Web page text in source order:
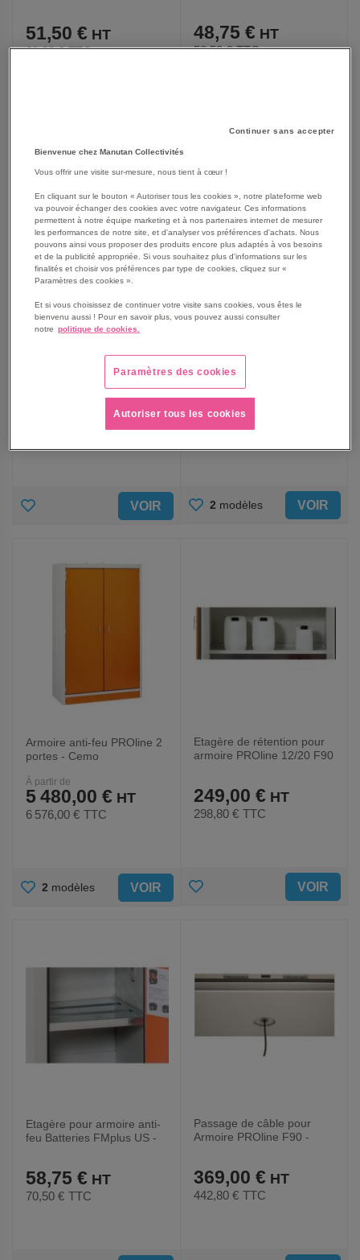
51,50 €
61,80 € TTC
AUX
FAVORIS
48,75 €
58,50 € TTC
FAVORIS
Étagère de rétention pour
servante fluides d'atelier -
AJOUTER VOIR
Armoire anti-feu PROline
F90 - Cemo
À partir de
3 839,00 €
4 606,80 € TTC
AJOUTER
2 modèles VOIR
Armoire anti-feu PROline 2
portes - Cemo
À partir de
5 480,00 €
6 576,00 € TTC
AJOUTER
2 modèles VOIR
Etagère de rétention pour
armoire PROline 12/20 F90
249,00 €
298,80 € TTC
AJOUTER VOIR
Etagère pour armoire anti-
feu Batteries FMplus US -
58,75 €
70,50 € TTC
Passage de câble pour
Armoire PROline F90 -
369,00 €
442,80 € TTC
Continuer sans accepter
Bienvenue chez Manutan Collectivités
Vous offrir une visite sur-mesure, nous tient à cœur !
En cliquant sur le bouton « Autoriser tous les cookies », notre plateforme web
va pouvoir échanger des cookies avec votre navigateur. Ces informations
permettent à notre équipe marketing et à nos partenaires internet de mesurer
les performances de notre site, et d'analyser vos préférences d'achats. Nous
pouvons ainsi vous proposer des produits encore plus adaptés à vos besoins
et de la publicité appropriée. Si vous souhaitez plus d'informations sur les
finalités et choisir vos préférences par type de cookies, cliquez sur «
Paramètres des cookies ».
Et si vous choisissez de continuer votre visite sans cookies, vous êtes le
bienvenu aussi ! Pour en savoir plus, vous pouvez aussi consulter
notre politique de cookies.
Paramètres des cookies
Autoriser tous les cookies